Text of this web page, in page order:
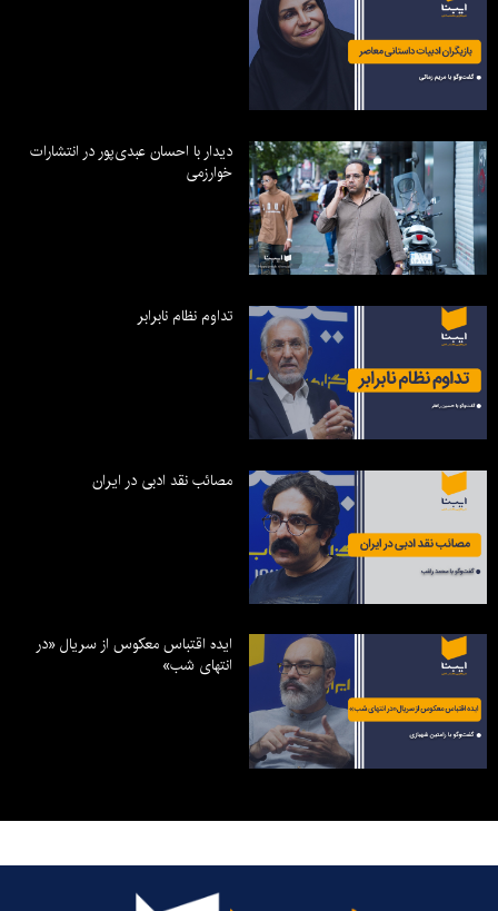
دیدار با احسان عبدی‌پور در انتشارات
خوارزمی
تداوم نظام نابرابر
مصائب نقد ادبی در ایران
ایده اقتباس معکوس از سریال «در
انتهای شب»